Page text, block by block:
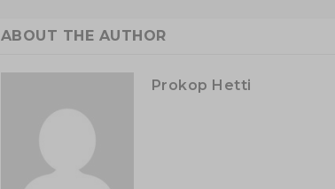
ABOUT THE AUTHOR
Prokop Hetti